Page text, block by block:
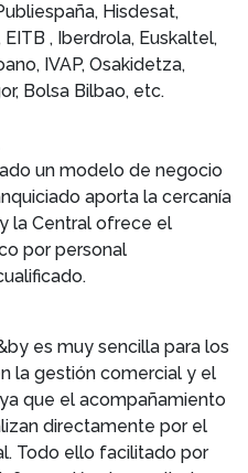
Hisdesat,
, Iberdrola, Euskaltel,
IVAP, Osakidetza,
Bolsa Bilbao, etc.
un modelo de negocio
aporta la cercanía
la Central ofrece el
por personal
es muy sencilla para los
la gestión comercial y el
que el acompañamiento
directamente por el
Todo ello facilitado por